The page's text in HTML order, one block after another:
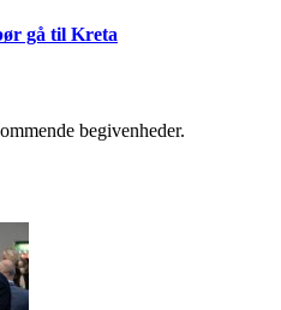
gå til Kreta
begivenheder.